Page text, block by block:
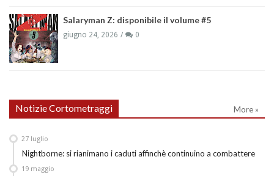
Salaryman Z: disponibile il volume #5
giugno 24, 2026 0
Notizie Cortometraggi More »
Nightborne: si rianimano i caduti affinchè continuino a combattere
27 luglio
19 maggio